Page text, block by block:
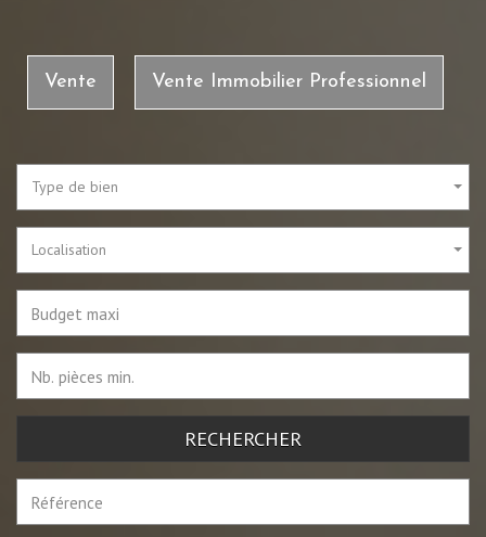
Vente Vente Immobilier Professionnel
Type de bien
Localisation
RECHERCHER